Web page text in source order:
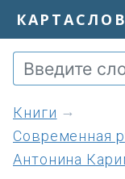
книги
Современная
Антонина